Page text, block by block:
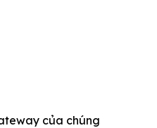
của chúng